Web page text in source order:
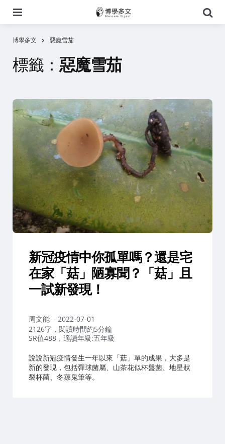
尋
博學多文 惡魔雪茄
標籤： 惡魔雪茄
新冠疫情中你孤單嗎？還是宅
在家「菇」陋寡聞？「菇」且
一試新發現！
作
者：
周文能
2022-07-01
2126字，閱讀時間約5分鐘
SR值488，適讀年級:五年級
說說新冠疫情發生一年以來「菇」單的成果，大多是
新的發現，包括彈球菌屬、山茶花似杯盤菌、地星狀
裂杯菌、冬蓀鬼筆等。